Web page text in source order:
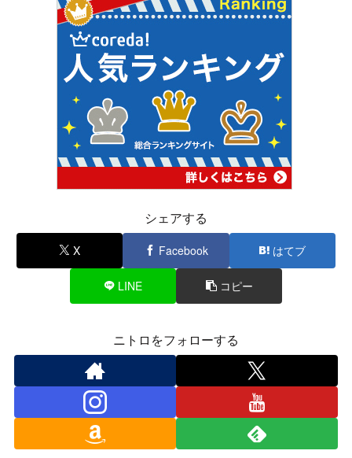
シェアする
X Facebook はてブ
LINE コピー
ニトロをフォローする